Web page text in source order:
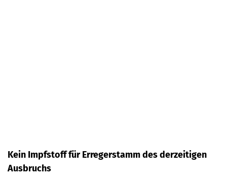
Kein Impfstoff für Erregerstamm des derzeitigen
Ausbruchs